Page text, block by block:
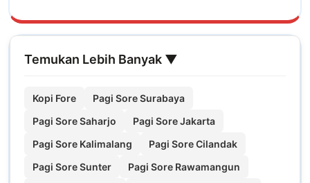
Temukan Lebih Banyak ▼
Kopi Fore
Pagi Sore Surabaya
Pagi Sore Saharjo
Pagi Sore Jakarta
Pagi Sore Kalimalang
Pagi Sore Cilandak
Pagi Sore Sunter
Pagi Sore Rawamangun